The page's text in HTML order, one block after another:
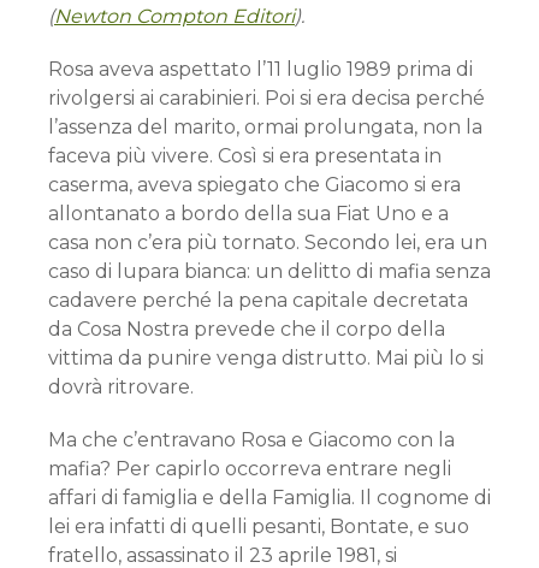
(Newton Compton Editori).
Rosa aveva aspettato l’11 luglio 1989 prima di
rivolgersi ai carabinieri. Poi si era decisa perché
l’assenza del marito, ormai prolungata, non la
faceva più vivere. Così si era presentata in
caserma, aveva spiegato che Giacomo si era
allontanato a bordo della sua Fiat Uno e a
casa non c’era più tornato. Secondo lei, era un
caso di lupara bianca: un delitto di mafia senza
cadavere perché la pena capitale decretata
da Cosa Nostra prevede che il corpo della
vittima da punire venga distrutto. Mai più lo si
dovrà ritrovare.
Ma che c’entravano Rosa e Giacomo con la
mafia? Per capirlo occorreva entrare negli
affari di famiglia e della Famiglia. Il cognome di
lei era infatti di quelli pesanti, Bontate, e suo
fratello, assassinato il 23 aprile 1981, si